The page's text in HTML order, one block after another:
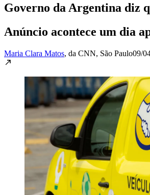
Governo da Argentina diz
Anúncio acontece um dia
Maria Clara Matos, da CNN, São Paulo09/